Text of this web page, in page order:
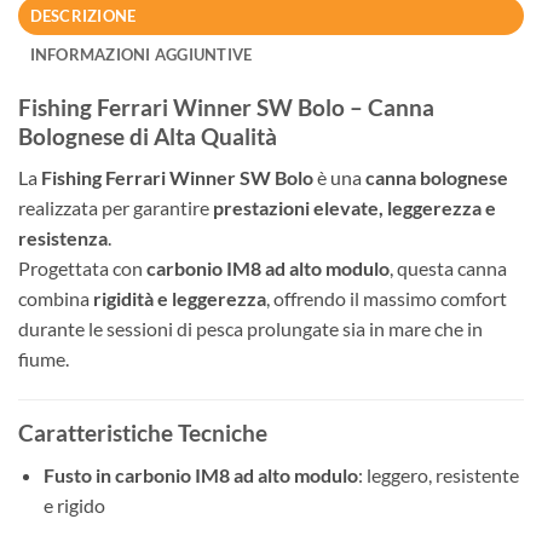
DESCRIZIONE
INFORMAZIONI AGGIUNTIVE
Fishing Ferrari Winner SW Bolo – Canna
Bolognese di Alta Qualità
La Fishing Ferrari Winner SW Boloè una canna bolognese
realizzata per garantire prestazioni elevate, leggerezza e
resistenza.
Progettata con carbonio IM8 ad alto modulo, questa canna
combina rigidità e leggerezza, offrendo il massimo comfort
durante le sessioni di pesca prolungate sia in mare che in
fiume.
Caratteristiche Tecniche
Fusto in carbonio IM8 ad alto modulo: leggero, resistente
e rigido